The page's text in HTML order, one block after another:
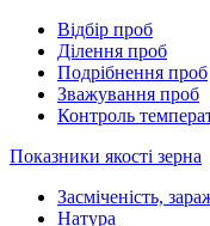
Відбір проб
Ділення проб
Подрібнення проб
Зважування проб
Контроль
Показники якості зерна
Засміченість,
Натура